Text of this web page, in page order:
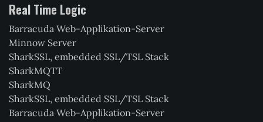
Real Time Logic
Barracuda Web-Applikation-Server
Minnow Server
SharkSSL, embedded SSL/TSL Stack
SharkMQTT
SharkMQ
SharkSSL, embedded SSL/TSL Stack
Barracuda Web-Applikation-Server